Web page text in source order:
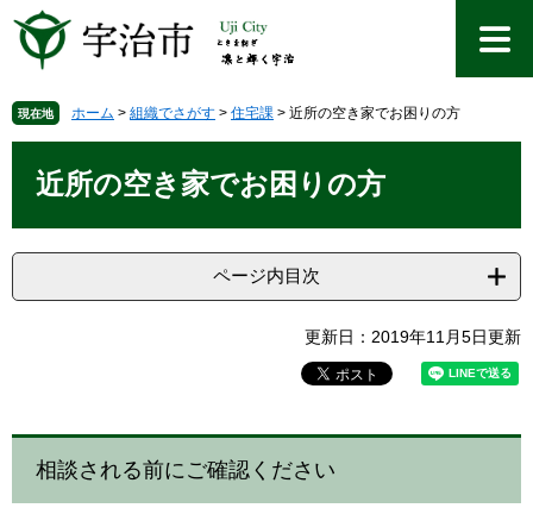
先を
文
現在地 ホーム > 組織でさがす > 住宅課 > 近所の空き家でお困りの方
近所の空き家でお困りの方
ページ内目次
更新日：2019年11月5日更新
相談される前にご確認ください